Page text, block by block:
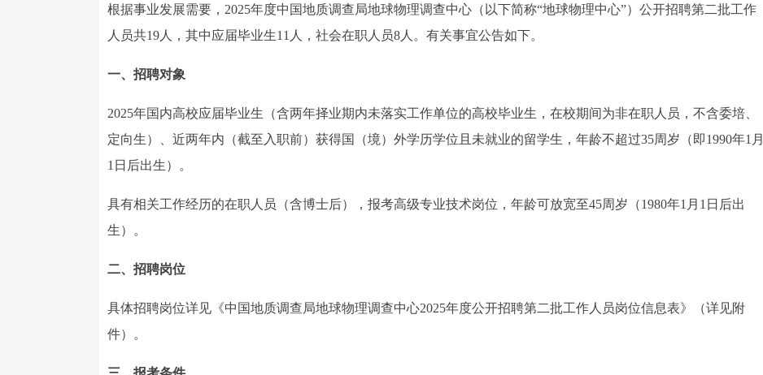
根据事业发展需要，2025年度中国地质调查局地球物理调查中心（以下简称“地球物理中心”）公开招聘第二批工作
人员共19人，其中应届毕业生11人，社会在职人员8人。有关事宜公告如下。
一、招聘对象
2025年国内高校应届毕业生（含两年择业期内未落实工作单位的高校毕业生，在校期间为非在职人员，不含委培、
定向生）、近两年内（截至入职前）获得国（境）外学历学位且未就业的留学生，年龄不超过35周岁（即1990年1月
1日后出生）。
具有相关工作经历的在职人员（含博士后），报考高级专业技术岗位，年龄可放宽至45周岁（1980年1月1日后出
生）。
二、招聘岗位
具体招聘岗位详见《中国地质调查局地球物理调查中心2025年度公开招聘第二批工作人员岗位信息表》（详见附
件）。